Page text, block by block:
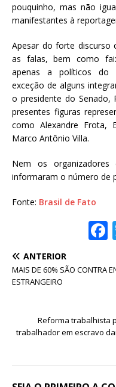
pouquinho, mas não
manifestantes à
Apesar do forte discurso
as falas, bem como
apenas a políticos do
exceção de alguns
o presidente do Senado,
presentes figuras
como Alexandre Frota,
Marco Antônio Villa.
Nem os
informaram o número de
Fonte: Brasil de Fato
ANTERIOR
MAIS DE 60% SÃO CONTRA
ESTRANGEIRO
Reforma trabalhista
trabalhador em escravo